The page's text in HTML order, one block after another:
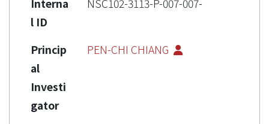
Interna
l ID
NSC102-3113-P-007-007-
Princip
al
Investi
gator
PEN-CHI CHIANG